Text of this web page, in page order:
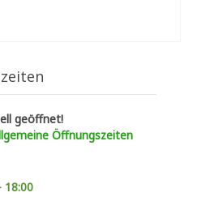
geöffnet!
Öffnungszeiten
18:00